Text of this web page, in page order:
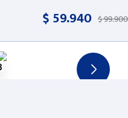
$59.940 $99.900